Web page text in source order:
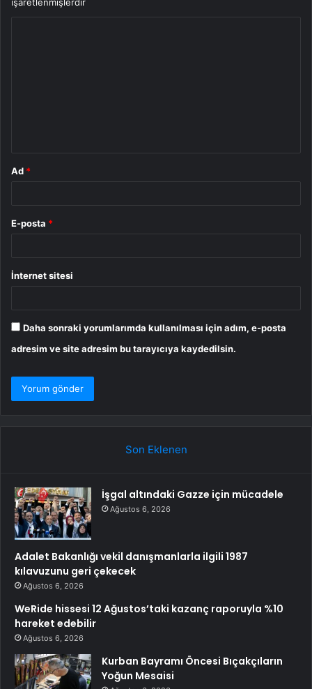
Ad *
E-posta *
İnternet sitesi
Daha sonraki yorumlarımda kullanılması için adım, e-posta
adresim ve site adresim bu tarayıcıya kaydedilsin.
Son Eklenen
İşgal altındaki Gazze için mücadele
Ağustos 6, 2026
Adalet Bakanlığı vekil danışmanlarla ilgili 1987
kılavuzunu geri çekecek
Ağustos 6, 2026
WeRide hissesi 12 Ağustos’taki kazanç raporuyla %10
hareket edebilir
Ağustos 6, 2026
Kurban Bayramı Öncesi Bıçakçıların
Yoğun Mesaisi